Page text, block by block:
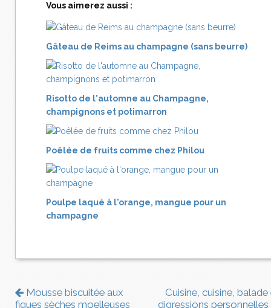
Vous aimerez aussi :
Gâteau de Reims au champagne (sans beurre)
Risotto de l'automne au Champagne,
champignons et potimarron
Poêlée de fruits comme chez Philou
Poulpe laqué à l'orange, mangue pour un
champagne
Mousse biscuitée aux
figues sèches moelleuses
Cuisine, cuisine, balade
digressions personnelles